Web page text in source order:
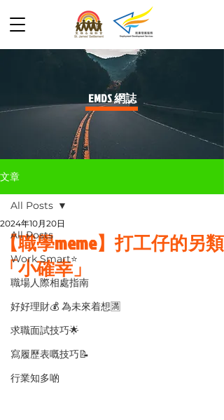
​EMDS 網誌
文章
All Posts
Work Smart⭐️
職場人際相處指南
好好理財💰 為未來着想🈵
求職面試技巧🌟
寫履歷表嘅技巧📝
行業知多啲
All Posts
【職學meme】打工仔的另類
「小確幸」
2024年10月20日